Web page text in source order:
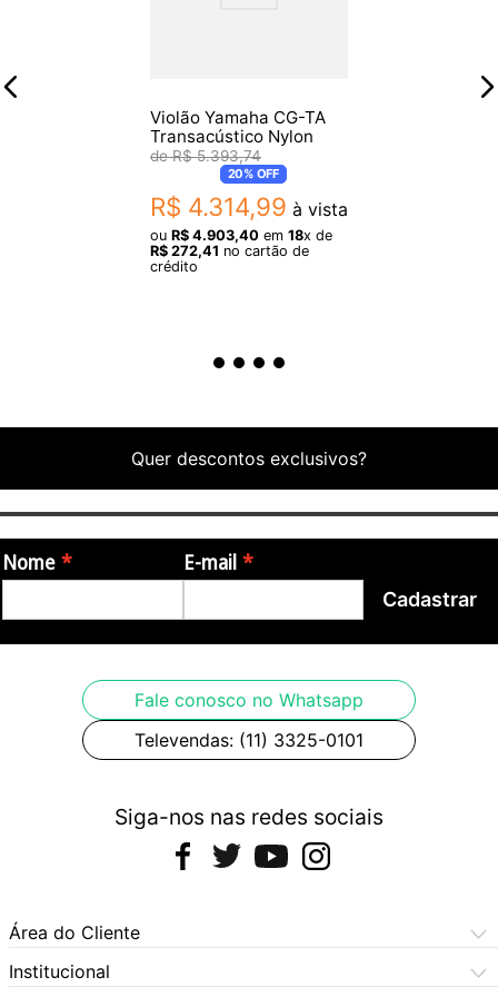
Violão Yamaha CG-TA
Transacústico Nylon
R$ 5.393,74
20%OFF
R$ 4.314,99 à vista
ou R$ 4.903,40 em 18x de
R$ 272,41 no cartão de
crédito
Quer descontos exclusivos?
Nome E-mail
Cadastrar
Fale conosco no Whatsapp
Televendas: (11) 3325-0101
Siga-nos nas redes sociais
Área do Cliente
Meus Pedidos
Institucional